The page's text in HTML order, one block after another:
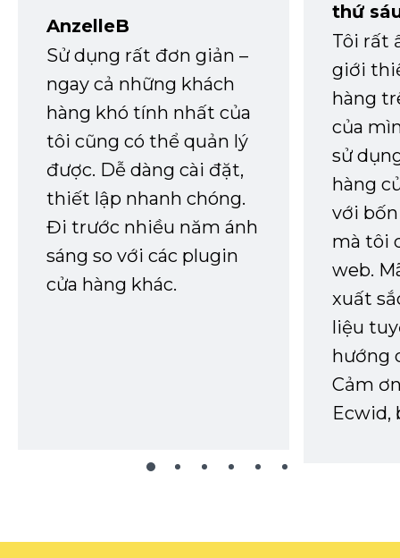
AnzelleB
Sử dụng rất đơn giản –
ngay cả những khách
hàng khó tính nhất của
tôi cũng có thể quản lý
được. Dễ dàng cài đặt,
thiết lập nhanh chóng.
Đi trước nhiều năm ánh
sáng so với các plugin
cửa hàng khác.
thứ
Tôi rất
giới
hàng
của
sử
hàng
với
mà tôi
web.
xuất
liệu
hướng
Cảm
Ecwid,